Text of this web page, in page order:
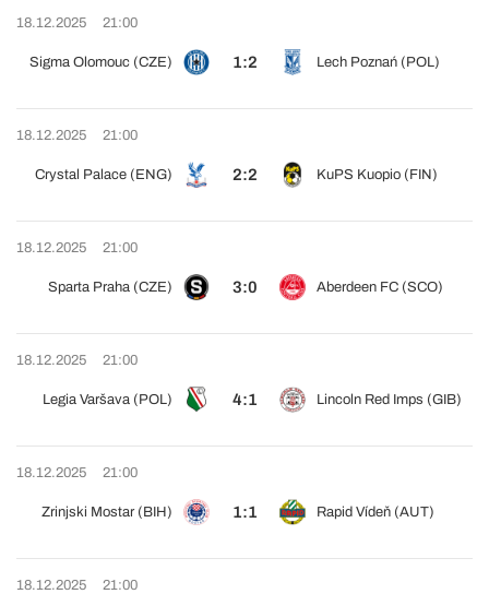
18.12.2025 21:00
Sigma Olomouc (CZE) 1:2 Lech Poznań (POL)
18.12.2025 21:00
Crystal Palace (ENG) 2:2 KuPS Kuopio (FIN)
18.12.2025 21:00
Sparta Praha (CZE) 3:0 Aberdeen FC (SCO)
18.12.2025 21:00
Legia Varšava (POL) 4:1 Lincoln Red Imps (GIB)
18.12.2025 21:00
Zrinjski Mostar (BIH) 1:1 Rapid Vídeň (AUT)
18.12.2025 21:00